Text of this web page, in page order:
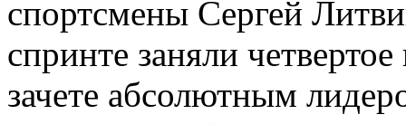
спортсмены Сергей
спринте заняли
зачете абсолютным